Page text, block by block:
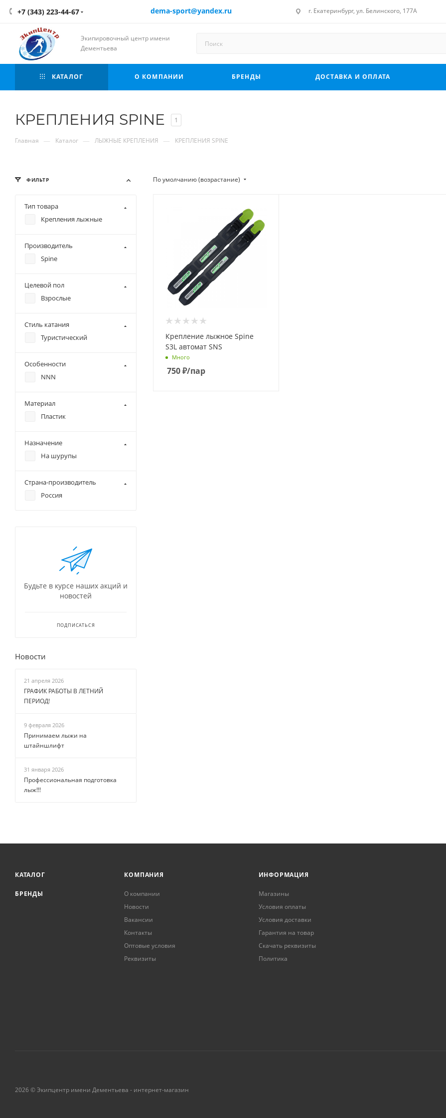
+7 (343) 223-44-67 dema-sport@yandex.ru г. Екатеринбург, ул. Белинского, 177А
Экипировочный центр имени
Дементьева
КАТАЛОГ О КОМПАНИИ БРЕНДЫ ДОСТАВКА И ОПЛАТА
КРЕПЛЕНИЯ SPINE 1
Главная — Каталог — ЛЫЖНЫЕ КРЕПЛЕНИЯ — КРЕПЛЕНИЯ SPINE
По умолчанию (возрастание)
Крепление лыжное Spine
S3L автомат SNS
Много
750₽/пар
ФИЛЬТР
Тип товара
Крепления лыжные
Производитель
Spine
Целевой пол
Взрослые
Стиль катания
Туристический
Особенности
NNN
Материал
Пластик
Назначение
На шурупы
Страна-производитель
Россия
Будьте в курсе наших акций и
новостей
ПОДПИСАТЬСЯ
Новости
21 апреля 2026
ГРАФИК РАБОТЫ В ЛЕТНИЙ
ПЕРИОД!
9 февраля 2026
Принимаем лыжи на
штайншлифт
31 января 2026
Профессиональная подготовка
лыж!!!
КАТАЛОГ
БРЕНДЫ
КОМПАНИЯ
О компании
Новости
Вакансии
Контакты
Оптовые условия
Реквизиты
ИНФОРМАЦИЯ
Магазины
Условия оплаты
Условия доставки
Гарантия на товар
Скачать реквизиты
Политика
2026 © Экипцентр имени Дементьева - интернет-магазин